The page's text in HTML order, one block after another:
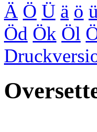
Ä Ö Ü ä ö ü
Öd Ök Öl